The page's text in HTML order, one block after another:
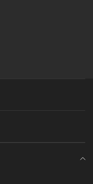
や縫製のズレ・歪みを
問題無いと判断したもの
以内の差までは弊社許
右の紐に10cm以上の差
り、掲載画像と実際の
かじめご了承くださ
距離 中距離 長距離